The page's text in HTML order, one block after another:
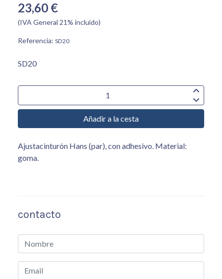
23,60 €
(IVA General 21% incluido)
Referencia: SD20
SD20
Añadir a la cesta
Ajustacinturón Hans (par), con adhesivo. Material:
goma.
contacto